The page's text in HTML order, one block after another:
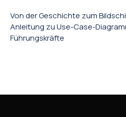
Von der Geschichte zum
Anleitung zu Use-Case-
Führungskräfte